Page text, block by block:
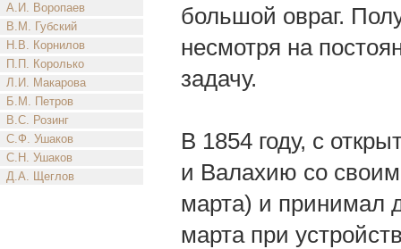
А.И. Воропаев
В.М. Губский
Н.В. Корнилов
П.П. Королько
Л.И. Макарова
Б.М. Петров
В.С. Розинг
С.Ф. Ушаков
С.Н. Ушаков
Д.А. Щеглов
большой овраг.
несмотря на
задачу.
В 1854 году, с
и Валахию со
марта) и принимал
марта при